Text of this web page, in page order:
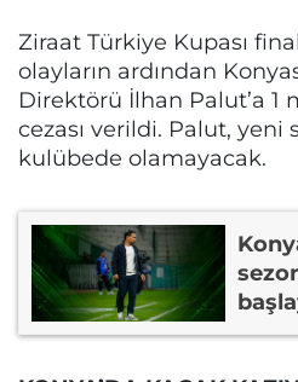
Ziraat Türkiye Kupası
olayların ardından
Direktörü İlhan Palut’a 1
cezası verildi. Palut, yeni
kulübede olamayacak.